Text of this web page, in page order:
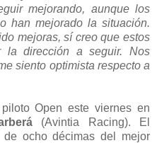
mejorando, aunque los
han mejorado la situación.
mejoras, sí creo que estos
la dirección a seguir. Nos
siento optimista respecto a
Open este viernes en
(Avintia Racing). El
ocho décimas del mejor